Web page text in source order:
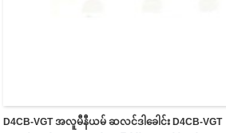
D4CB-VGT အလူမီနီယမ် ဆလင်ဒါခေါင်း D4CB-VGT